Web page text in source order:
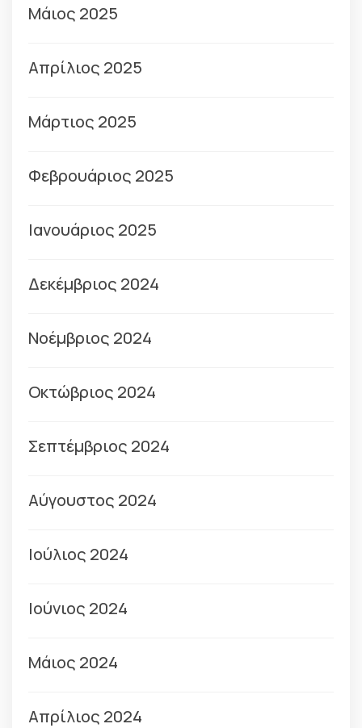
Μάιος 2025
Απρίλιος 2025
Μάρτιος 2025
Φεβρουάριος 2025
Ιανουάριος 2025
Δεκέμβριος 2024
Νοέμβριος 2024
Οκτώβριος 2024
Σεπτέμβριος 2024
Αύγουστος 2024
Ιούλιος 2024
Ιούνιος 2024
Μάιος 2024
Απρίλιος 2024